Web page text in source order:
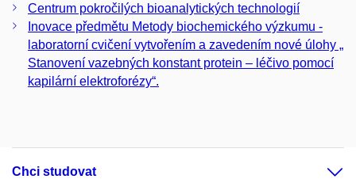
Centrum pokročilých bioanalytických technologií
Inovace předmětu Metody biochemického výzkumu -
laboratorní cvičení vytvořením a zavedením nové úlohy „
Stanovení vazebných konstant protein – léčivo pomocí
kapilární elektroforézy“.
Chci studovat